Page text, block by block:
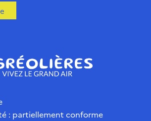
: partiellement conforme